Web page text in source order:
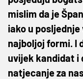
mislim da je
iako u
najboljoj formi. I
uvijek kandidat i
natjecanje za